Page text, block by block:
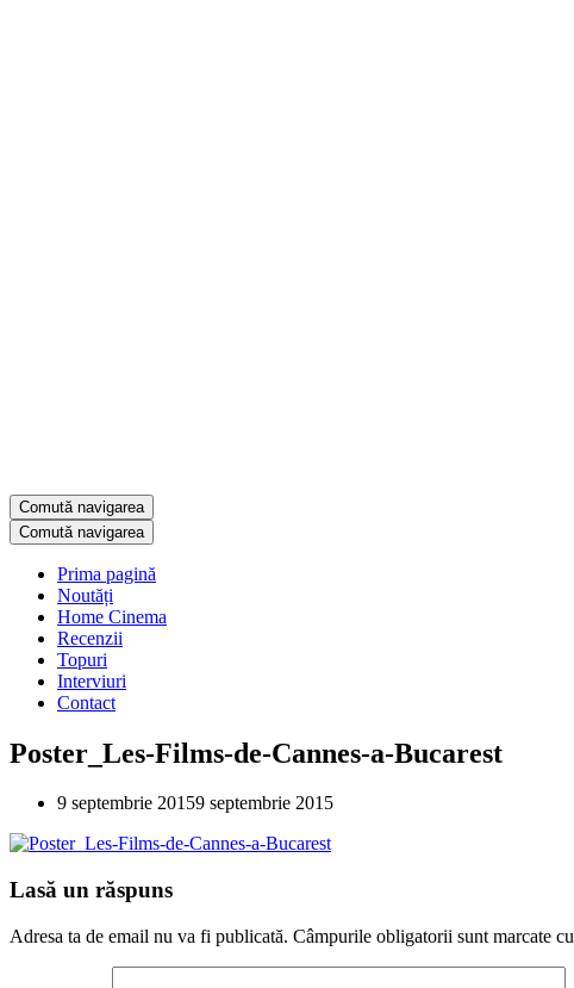
Comută navigarea
Comută navigarea
Prima pagină
Noutăți
Home Cinema
Recenzii
Topuri
Interviuri
Contact
Poster_Les-Films-de-Cannes-a-Bucarest
9 septembrie 20159 septembrie 2015
Lasă un răspuns
Adresa ta de email nu va fi publicată. Câmpurile obligatorii sunt marcate cu